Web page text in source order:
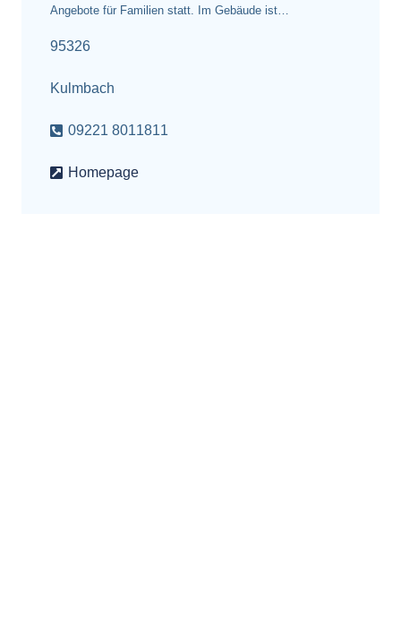
Angebote für Familien statt. Im Gebäude ist…
95326
Kulmbach
09221 8011811
Homepage